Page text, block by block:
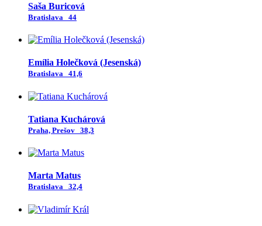
Saša Buricová
Bratislava 44
Emília Holečková (Jesenská)
Bratislava 41,6
Tatiana Kuchárová
Praha, Prešov 38,3
Marta Matus
Bratislava 32,4